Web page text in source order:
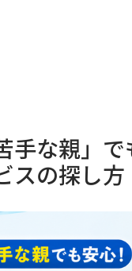
手な親」
スの探し方